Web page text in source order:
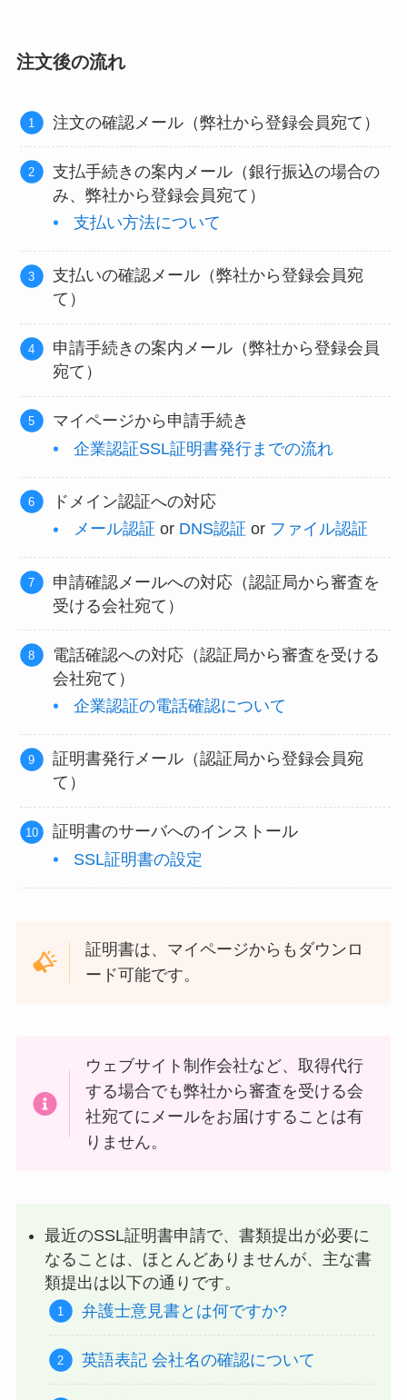
注文後の流れ
注文の確認メール（弊社から登録会員宛て）
支払手続きの案内メール（銀行振込の場合の
み、弊社から登録会員宛て）
支払い方法について
支払いの確認メール（弊社から登録会員宛
て）
申請手続きの案内メール（弊社から登録会員
宛て）
マイページから申請手続き
企業認証SSL証明書発行までの流れ
ドメイン認証への対応
メール認証 or DNS認証 or ファイル認証
申請確認メールへの対応（認証局から審査を
受ける会社宛て）
電話確認への対応（認証局から審査を受ける
会社宛て）
企業認証の電話確認について
証明書発行メール（認証局から登録会員宛
て）
証明書のサーバへのインストール
SSL証明書の設定
証明書は、マイページからもダウンロ
ード可能です。
ウェブサイト制作会社など、取得代行
する場合でも弊社から審査を受ける会
社宛てにメールをお届けすることは有
りません。
最近のSSL証明書申請で、書類提出が必要に
なることは、ほとんどありませんが、主な書
類提出は以下の通りです。
弁護士意見書とは何ですか?
英語表記 会社名の確認について